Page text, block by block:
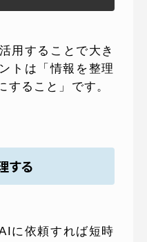
用することで大き
トは「情報を整理
すること」です。
する
に依頼すれば短時